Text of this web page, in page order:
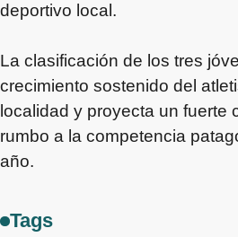
deportivo local.
La clasificación de los tres
crecimiento sostenido del
localidad y proyecta un fuerte
rumbo a la competencia
año.
Tags